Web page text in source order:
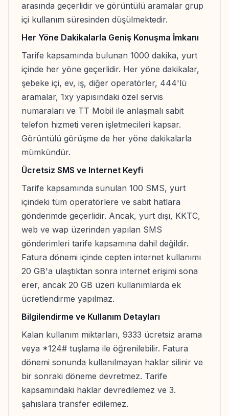
arasında geçerlidir ve görüntülü aramalar grup
içi kullanım süresinden düşülmektedir.
Her Yöne Dakikalarla Geniş Konuşma İmkanı
Tarife kapsamında bulunan 1000 dakika, yurt
içinde her yöne geçerlidir. Her yöne dakikalar,
şebeke içi, ev, iş, diğer operatörler, 444'lü
aramalar, 1xy yapısındaki özel servis
numaraları ve TT Mobil ile anlaşmalı sabit
telefon hizmeti veren işletmecileri kapsar.
Görüntülü görüşme de her yöne dakikalarla
mümkündür.
Ücretsiz SMS ve Internet Keyfi
Tarife kapsamında sunulan 100 SMS, yurt
içindeki tüm operatörlere ve sabit hatlara
gönderimde geçerlidir. Ancak, yurt dışı, KKTC,
web ve wap üzerinden yapılan SMS
gönderimleri tarife kapsamına dahil değildir.
Fatura dönemi içinde cepten internet kullanımı
20 GB'a ulaştıktan sonra internet erişimi sona
erer, ancak 20 GB üzeri kullanımlarda ek
ücretlendirme yapılmaz.
Bilgilendirme ve Kullanım Detayları
Kalan kullanım miktarları, 9333 ücretsiz arama
veya *124# tuşlama ile öğrenilebilir. Fatura
dönemi sonunda kullanılmayan haklar silinir ve
bir sonraki döneme devretmez. Tarife
kapsamındaki haklar devredilemez ve 3.
şahıslara transfer edilemez.